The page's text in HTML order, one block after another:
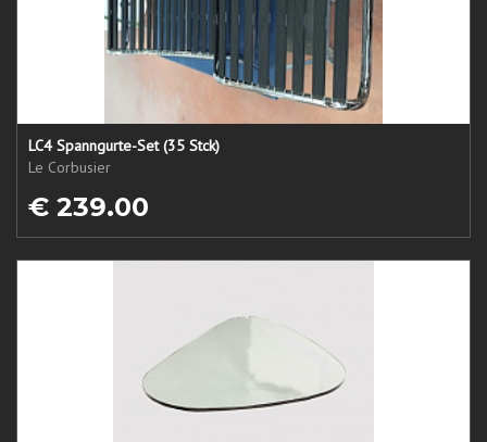
LC4 Spanngurte-Set (35 Stck)
Le Corbusier
€ 239.00